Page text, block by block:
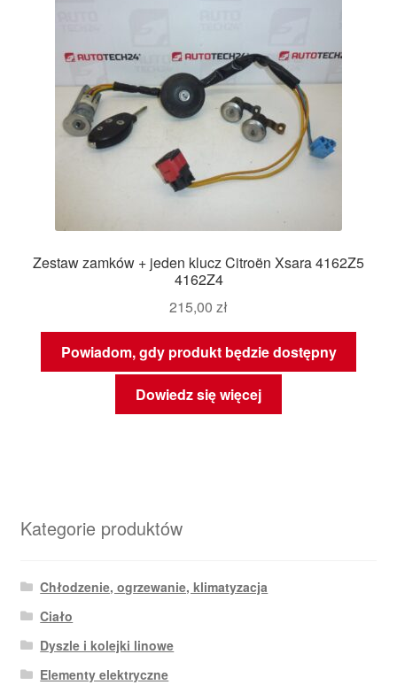
Zestaw zamków + jeden klucz Citroën Xsara 4162Z5
4162Z4
215,00 zł
Powiadom, gdy produkt będzie dostępny
Dowiedz się więcej
Kategorie produktów
Chłodzenie, ogrzewanie, klimatyzacja
Ciało
Dyszle i kolejki linowe
Elementy elektryczne